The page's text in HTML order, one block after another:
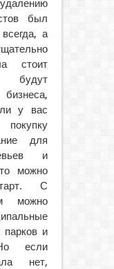
был
а
стоит
будут
у вас
для
и
можно
С
можно
парков и
если
нет,